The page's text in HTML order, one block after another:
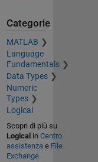
Categorie
MATLAB
Language
Fundamentals
Data Types
Numeric
Types
Logical
Scopri di più su
Logical in Centro
assistenzae File
Exchange